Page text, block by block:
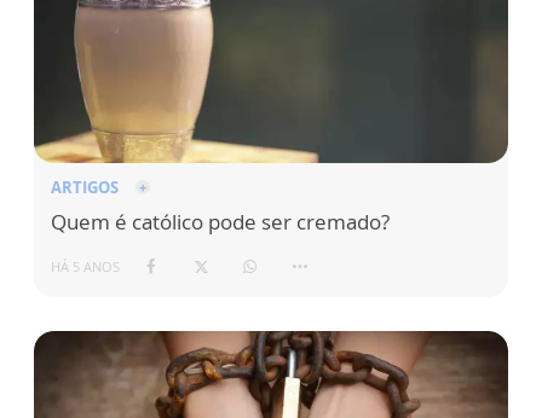
ARTIGOS
Quem é católico pode ser cremado?
HÁ 5 ANOS